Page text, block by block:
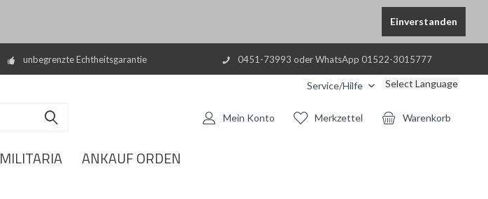
Einverstanden
unbegrenzte Echtheitsgarantie 0451-73993 oder WhatsApp 01522-3015777
Service/Hilfe Select Language
Warenkorb
Merkzettel
Mein Konto
MILITARIA ANKAUF ORDEN